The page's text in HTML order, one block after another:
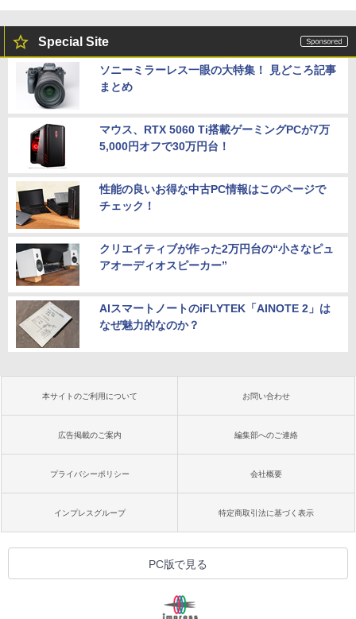
Special Site
ソニーミラーレス一眼の大特集！ 見どころ記事
まとめ
マウス、RTX 5060 Ti搭載ゲーミングPCが7万
5,000円オフで30万円台！
性能の良いお得な中古PC情報はこのページで
チェック！
クリエイティブが作った2万円台の“小さなピュ
アオーディオスピーカー”
AIスマートノートのiFLYTEK「AINOTE 2」は
なぜ魅力的なのか？
本サイトのご利用について お問い合わせ
広告掲載のご案内 編集部へのご連絡
プライバシーポリシー 会社概要
インプレスグループ 特定商取引法に基づく表示
PC版で見る